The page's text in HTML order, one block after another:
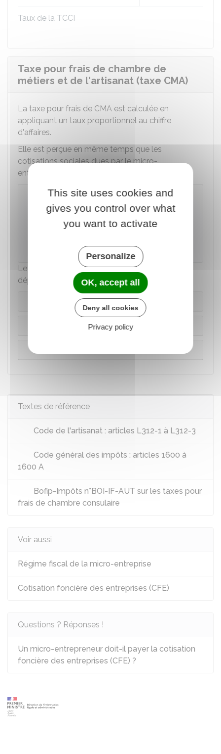
Taux de la TCCI
Taxe pour frais de chambre de
métiers et de l'artisanat (taxe CMA)
La taxe pour frais de CMA est calculée en
appliquant un taux proportionnel au chiffre
d'affaires.
Elle est perçue en même temps que les
cotisations sociales dues par le micro-
entrepreneur.
À savoir
Le micro-entrepreneur qui réalise un chiffre
d'affaires ou de recettes inférieur ou égal à
chambre de métier.
Le montant de la taxe CMA dépend du
département dans lequel est située l'entreprise :
Bas-Rhin et Haut-Rhin
Moselle
Textes de référence
Code de l'artisanat : articles L312-1 à L312-3
Code général des impôts : articles 1600 à
1600 A
Bofip-Impôts n°BOI-IF-AUT sur les taxes pour
frais de chambre consulaire
Voir aussi
Régime fiscal de la micro-entreprise
Cotisation foncière des entreprises (CFE)
Questions ? Réponses !
Un micro-entrepreneur doit-il payer la cotisation
foncière des entreprises (CFE) ?
This site uses cookies and
gives you control over what
you want to activate
Personalize
OK, accept all
Deny all cookies
Privacy policy